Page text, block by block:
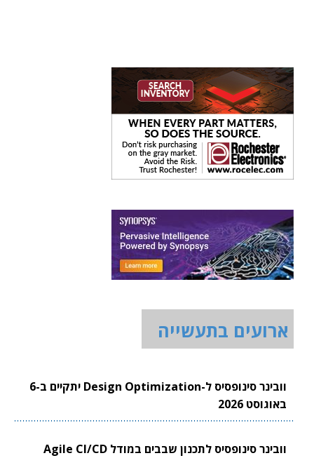
ארועים בתעשייה
וובינר סינופסיס ל-Design Optimization יתקיים ב-6
באוגוסט 2026
וובינר סינופסיס לתכנון שבבים במודל Agile CI/CD